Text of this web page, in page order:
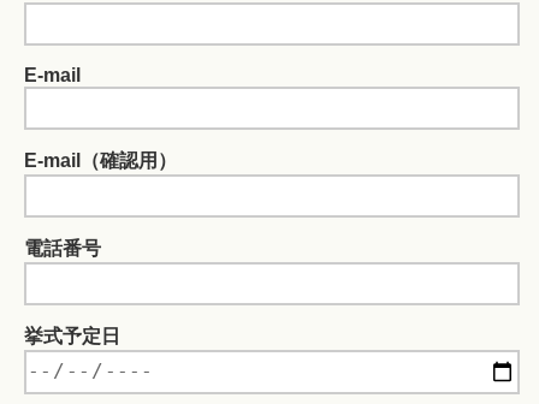
E-mail
E-mail（確認用）
電話番号
挙式予定日